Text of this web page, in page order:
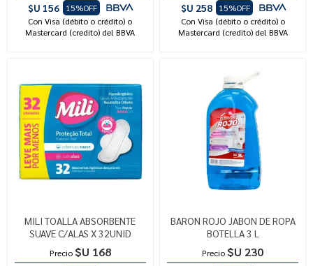
$U 156
15%OFF
Con Visa (débito o crédito) o
Mastercard (credito) del BBVA
$U 258
15%OFF
Con Visa (débito o crédito) o
Mastercard (credito) del BBVA
MILI TOALLA ABSORBENTE
SUAVE C/ALAS X 32UNID
Precio $U 168
BARON ROJO JABON DE ROPA
BOTELLA 3 L
Precio $U 230